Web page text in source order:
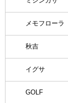
メモフローラ
秋吉
イグサ
GOLF